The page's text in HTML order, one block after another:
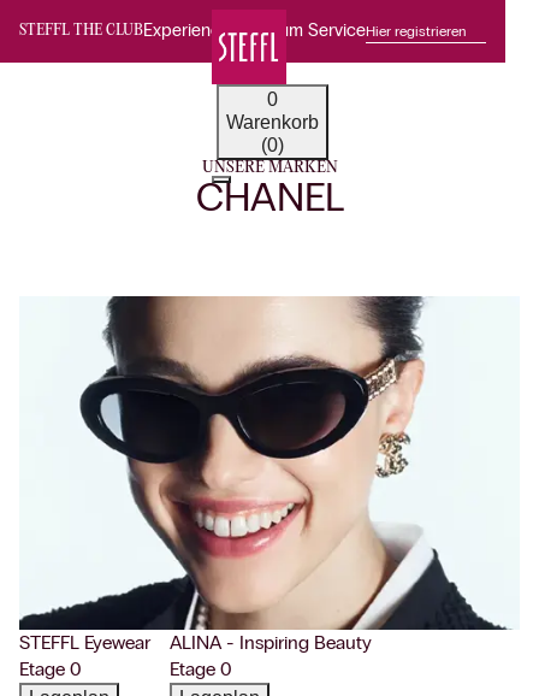
STEFFL THE CLUBExperience Premium ServiceHier registrieren
0
Warenkorb
(0)
UNSERE MARKEN
CHANEL
STEFFL Eyewear
Etage 0
ALINA - Inspiring Beauty
Etage 0